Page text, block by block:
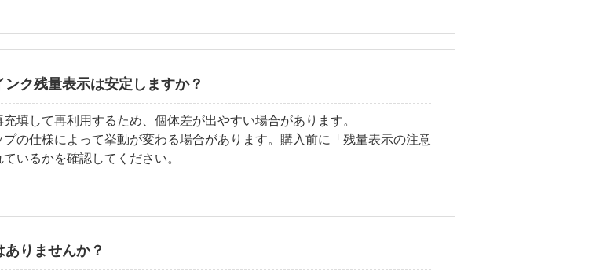
ク残量表示は安定しますか？
填して再利用するため、個体差が出やすい場合があります。
の仕様によって挙動が変わる場合があります。購入前に「残量表示の注意
いるかを確認してください。
りませんか？